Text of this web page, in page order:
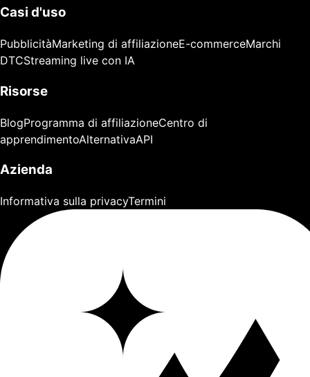
Casi d'uso
PubblicitàMarketing di affiliazioneE-commerceMarchi
DTCStreaming live con IA
Risorse
BlogProgramma di affiliazioneCentro di
apprendimentoAlternativaAPI
Azienda
Informativa sulla privacyTermini